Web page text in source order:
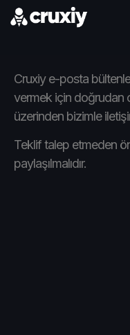
Cruxiy e-posta
vermek için doğrudan
üzerinden bizimle
Teklif talep etmeden
paylaşılmalıdır.